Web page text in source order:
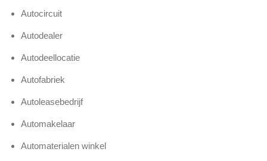
Autocircuit
Autodealer
Autodeellocatie
Autofabriek
Autoleasebedrijf
Automakelaar
Automaterialen winkel